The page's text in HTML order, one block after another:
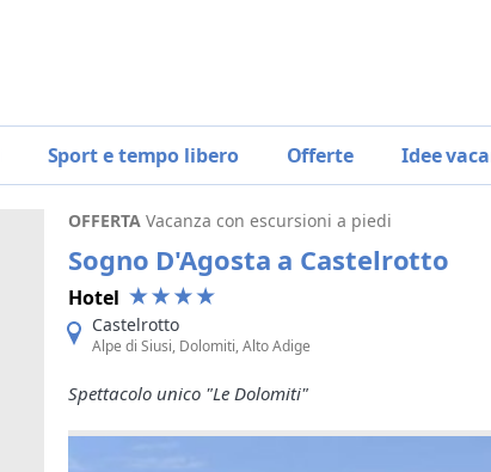
Sport e tempo libero Offerte Idee
OFFERTA Vacanza con escursioni a piedi
Sogno D'Agosta a Castelrotto
Hotel
Castelrotto
Alpe di Siusi, Dolomiti, Alto Adige
Spettacolo unico "Le Dolomiti"